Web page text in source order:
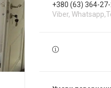
+380 (63) 364-
Viber,